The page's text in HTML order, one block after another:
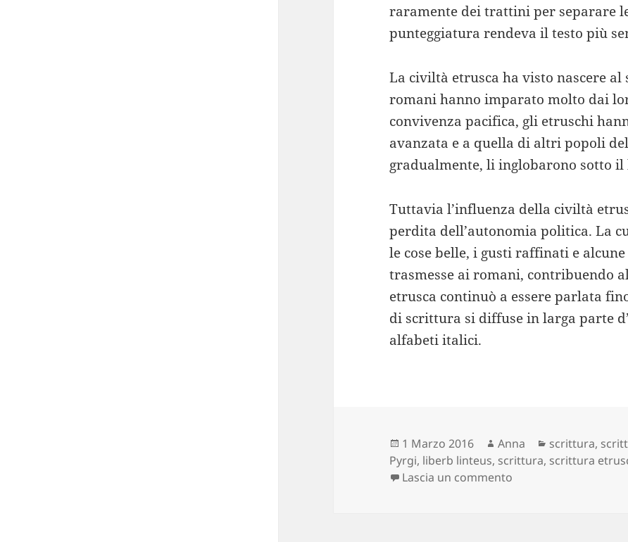
raramente dei trattini per separare
punteggiatura rendeva il testo più
La civiltà etrusca ha visto nascere
romani hanno imparato molto dai
convivenza pacifica, gli etruschi
avanzata e a quella di altri popoli
gradualmente, li inglobarono sotto
Tuttavia l’influenza della civiltà
perdita dell’autonomia politica. La
le cose belle, i gusti raffinati e
trasmesse ai romani, contribuendo
etrusca continuò a essere parlata
di scrittura si diffuse in larga parte
alfabeti italici.
Scritto
il
1 Marzo 2016 Autore
Anna Categorie
scrittura,
Pyrgi, liberb linteus, scrittura, scrittura
Lascia un commento